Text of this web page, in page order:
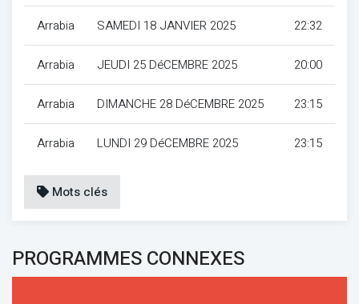
Arrabia SAMEDI 18 JANVIER 2025 22:32
Arrabia JEUDI 25 DéCEMBRE 2025 20:00
Arrabia DIMANCHE 28 DéCEMBRE 2025 23:15
Arrabia LUNDI 29 DéCEMBRE 2025 23:15
Mots clés
PROGRAMMES CONNEXES